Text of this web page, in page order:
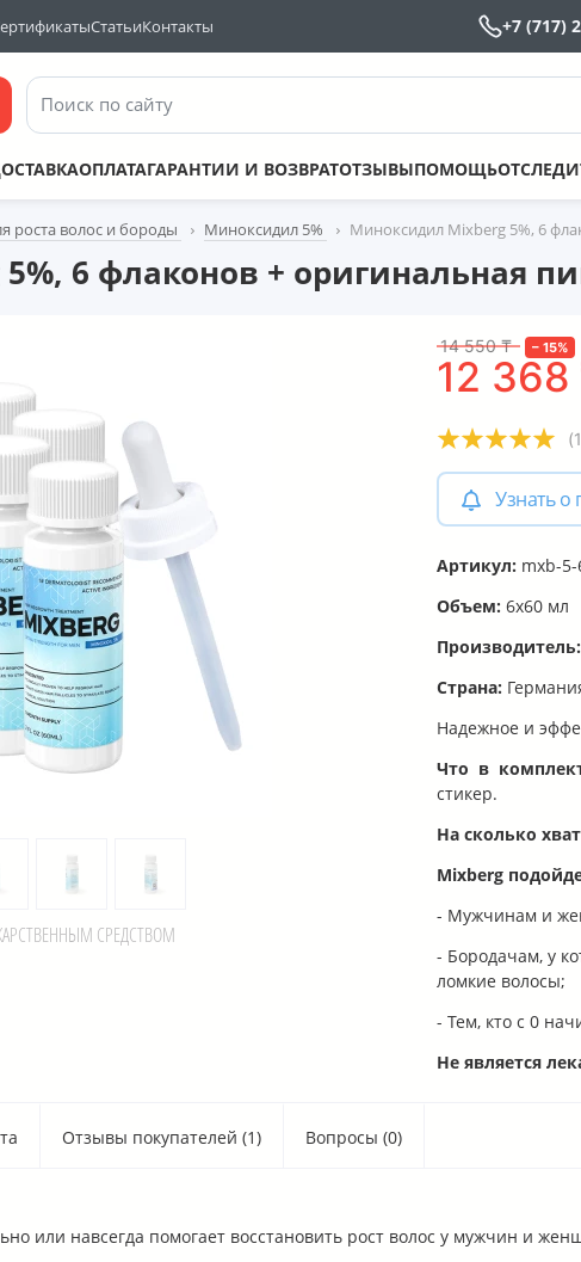
СтатьиКонтакты +7 (717)
Поиск по сайту
ОПЛАТАГАРАНТИИ И ВОЗВРАТОТЗЫВЫПОМОЩЬ
роста волос и бороды Миноксидил 5% Миноксидил Mixberg 5%, 6
6 флаконов + оригинальная
СРЕДСТВОМ
14 550₸ – 15%
12 368
(1
Узнать о
Артикул: mxb-5-
Объем: 6x60 мл
Производитель:
Страна:
Надежное и
Что в
стикер.
На сколько
Mixberg
- Мужчинам и
- Бородачам, у
ломкие волосы;
- Тем, кто с 0
Не является
Отзывы покупателей (1) Вопросы (0)
или навсегда помогает восстановить рост волос у мужчин и